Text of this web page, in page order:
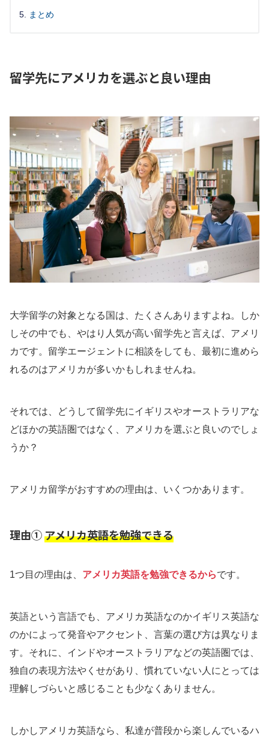
まとめ
留学先にアメリカを選ぶと良い理由
大学留学の対象となる国は、たくさんありますよね。しか
しその中でも、やはり人気が高い留学先と言えば、アメリ
カです。留学エージェントに相談をしても、最初に進めら
れるのはアメリカが多いかもしれませんね。
それでは、どうして留学先にイギリスやオーストラリアな
どほかの英語圏ではなく、アメリカを選ぶと良いのでしょ
うか？
アメリカ留学がおすすめの理由は、いくつかあります。
理由①アメリカ英語を勉強できる
1つ目の理由は、 アメリカ英語を勉強できるからです。
英語という言語でも、アメリカ英語なのかイギリス英語な
のかによって発音やアクセント、言葉の選び方は異なりま
す。それに、インドやオーストラリアなどの英語圏では、
独自の表現方法やくせがあり、慣れていない人にとっては
理解しづらいと感じることも少なくありません。
しかしアメリカ英語なら、私達が普段から楽しんでいるハ